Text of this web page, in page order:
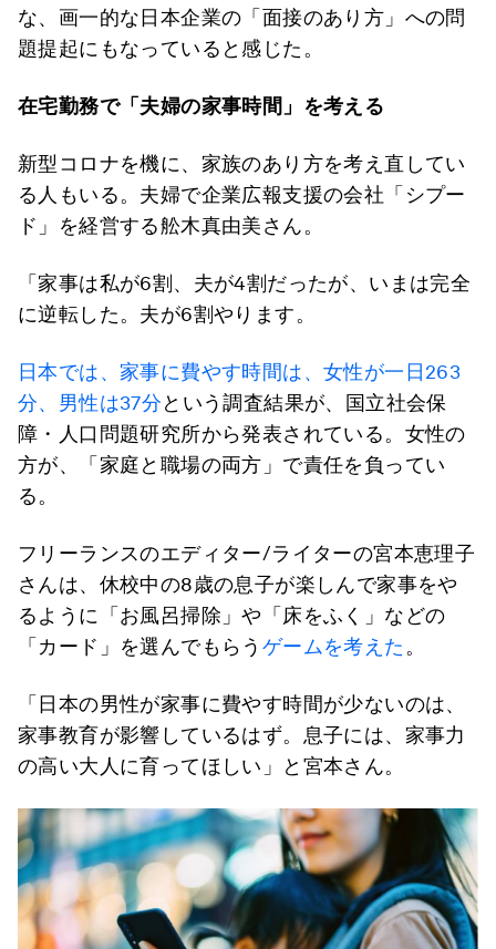
な、画一的な日本企業の「面接のあり方」への問
題提起にもなっていると感じた。
在宅勤務で「夫婦の家事時間」を考える
新型コロナを機に、家族のあり方を考え直してい
る人もいる。夫婦で企業広報支援の会社「シプー
ド」を経営する舩木真由美さん。
「家事は私が6割、夫が4割だったが、いまは完全
に逆転した。夫が6割やります。
日本では、家事に費やす時間は、女性が一日263
分、男性は37分という調査結果が、国立社会保
障・人口問題研究所から発表されている。女性の
方が、「家庭と職場の両方」で責任を負ってい
る。
フリーランスのエディター/ライターの宮本恵理子
さんは、休校中の8歳の息子が楽しんで家事をや
るように「お風呂掃除」や「床をふく」などの
「カード」を選んでもらう ゲームを考えた 。
「日本の男性が家事に費やす時間が少ないのは、
家事教育が影響しているはず。息子には、家事力
の高い大人に育ってほしい」と宮本さん。